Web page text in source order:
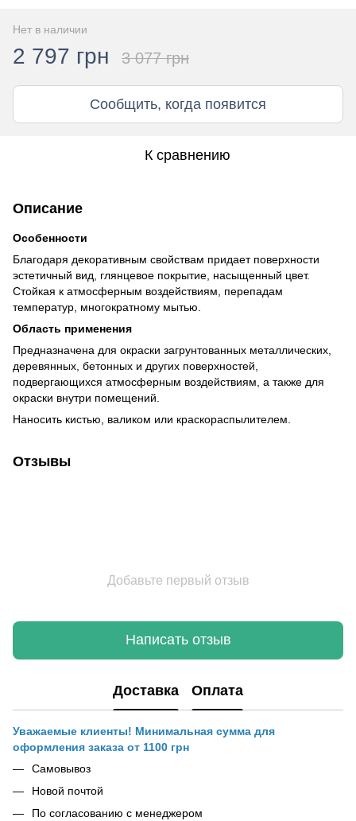
Нет в наличии
2 797 грн 3 077 грн
Сообщить, когда появится
К сравнению
Описание
Особенности
Благодаря декоративным свойствам придает поверхности
эстетичный вид, глянцевое покрытие, насыщенный цвет.
Стойкая к атмосферным воздействиям, перепадам
температур, многократному мытью.
Область применения
Предназначена для окраски загрунтованных металлических,
деревянных, бетонных и других поверхностей,
подвергающихся атмосферным воздействиям, а также для
окраски внутри помещений.
Наносить кистью, валиком или краскораспылителем.
Отзывы
Добавьте первый отзыв
Написать отзыв
Доставка Оплата
Уважаемые клиенты! Минимальная сумма для
оформления заказа от 1100 грн
Самовывоз
Новой почтой
По согласованию с менеджером